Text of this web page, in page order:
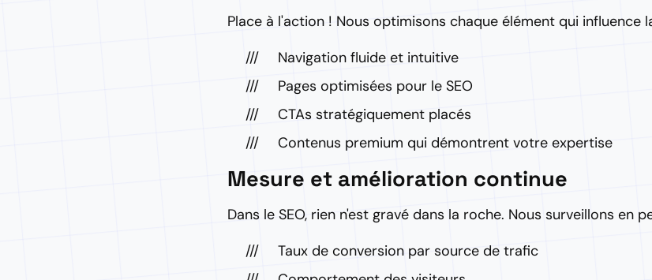
Place à l'action ! Nous optimisons chaque élément qui influence
Navigation fluide et intuitive
Pages optimisées pour le SEO
CTAs stratégiquement placés
Contenus premium qui démontrent votre expertise
Mesure et amélioration continue
Dans le SEO, rien n'est gravé dans la roche. Nous surveillons en
Taux de conversion par source de trafic